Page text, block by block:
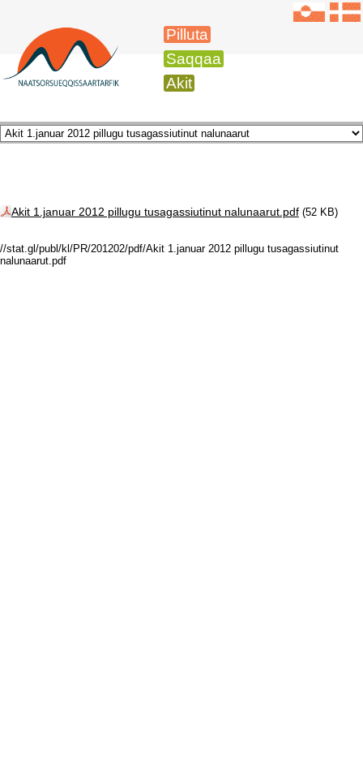
Pilluta
Saqqaa
Akit
Akit 1.januar 2012 pillugu tusagassiutinut nalunaarut.pdf(52 KB)
//stat.gl/publ/kl/PR/201202/pdf/Akit 1.januar 2012 pillugu tusagassiutinut
nalunaarut.pdf